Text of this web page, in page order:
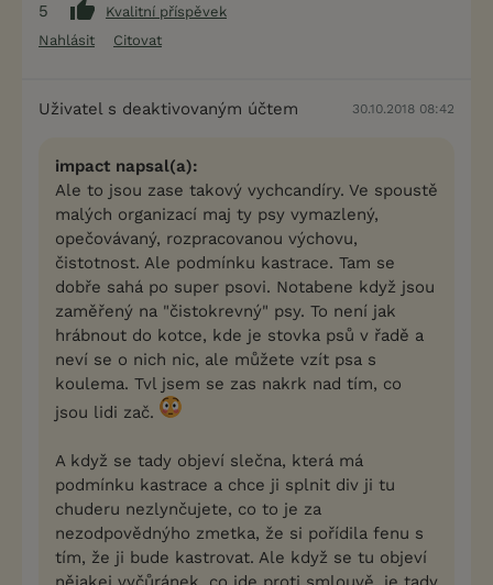
5
Kvalitní příspěvek
Nahlásit
Citovat
Uživatel s deaktivovaným účtem 30.10.2018 08:42
impact napsal(a):
Ale to jsou zase takový vychcandíry. Ve spoustě
malých organizací maj ty psy vymazlený,
opečovávaný, rozpracovanou výchovu,
čistotnost. Ale podmínku kastrace. Tam se
dobře sahá po super psovi. Notabene když jsou
zaměřený na "čistokrevný" psy. To není jak
hrábnout do kotce, kde je stovka psů v řadě a
neví se o nich nic, ale můžete vzít psa s
koulema. Tvl jsem se zas nakrk nad tím, co
jsou lidi zač.
A když se tady objeví slečna, která má
podmínku kastrace a chce ji splnit div ji tu
chuderu nezlynčujete, co to je za
nezodpovědnýho zmetka, že si pořídila fenu s
tím, že ji bude kastrovat. Ale když se tu objeví